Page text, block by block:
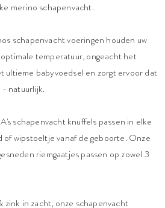
merino schapenvacht.
schapenvacht voeringen houden uw
temperatuur, ongeacht het
ultieme babyvoedsel en zorgt ervoor dat
- natuurlijk.
schapenvacht knuffels passen in elke
of wipstoeltje vanaf de geboorte. Onze
riemgaatjes passen op zowel 3
zink in zacht, onze schapenvacht